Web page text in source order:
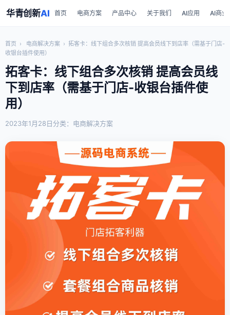
华青创新AI 首页 电商方案 产品中心 关于我们 AI应用 AI商业
首页 › 电商解决方案 › 拓客卡：线下组合多次核销 提高会员线下到店率（需基于门店-
收银台插件使用）
拓客卡：线下组合多次核销 提高会员线
下到店率（需基于门店-收银台插件使
用）
2023年1月28日分类：电商解决方案